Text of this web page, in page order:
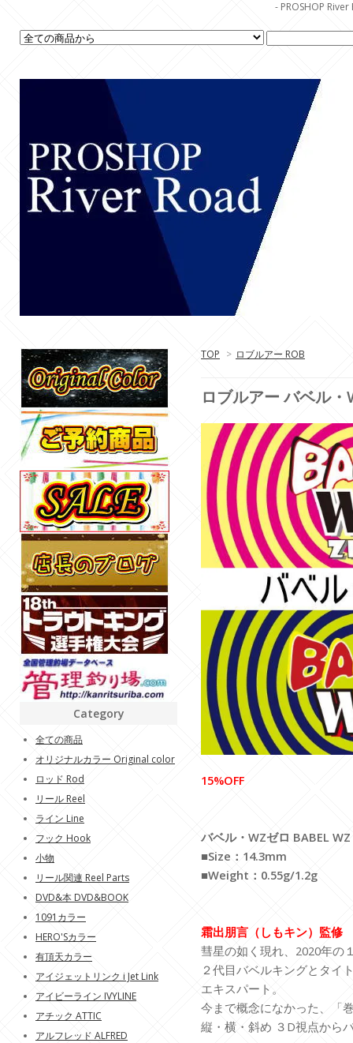
- PROSHOP
TOP > ロブルアー ROB
ロブルアー バベル
15%OFF
バベル・WZゼロ BABEL WZ
■Size：14.3mm
■Weight：0.55g/1.2g
霜出朋言（しもキン）監修
彗星の如く現れ、2020年の
２代目バベルキングとタイ
エキスパート。
今まで概念になかった、「
縦・横・斜め ３D視点から
Category
全ての商品
オリジナルカラー Original color
ロッド Rod
リール Reel
ライン Line
フック Hook
小物
リール関連 Reel Parts
DVD&本 DVD&BOOK
1091カラー
HERO'Sカラー
有頂天カラー
アイジェットリンク i Jet Link
アイビーライン IVYLINE
アチック ATTIC
アルフレッド ALFRED